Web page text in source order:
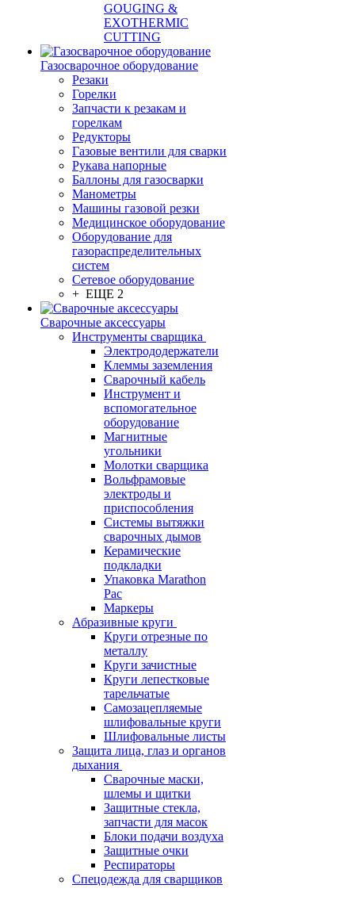
GOUGING &
EXOTHERMIC
CUTTING
Газосварочное оборудование
Резаки
Горелки
Запчасти к резакам и
горелкам
Редукторы
Газовые вентили для сварки
Рукава напорные
Баллоны для газосварки
Манометры
Машины газовой резки
Медицинское оборудование
Оборудование для
газораспределительных
систем
Сетевое оборудование
+ ЕЩЕ 2
Сварочные аксессуары
Инструменты сварщика
Электрододержатели
Клеммы заземления
Сварочный кабель
Инструмент и
вспомогательное
оборудование
Магнитные
угольники
Молотки сварщика
Вольфрамовые
электроды и
приспособления
Системы вытяжки
сварочных дымов
Керамические
подкладки
Упаковка Marathon
Pac
Маркеры
Абразивные круги
Круги отрезные по
металлу
Круги зачистные
Круги лепестковые
тарельчатые
Самозацепляемые
шлифовальные круги
Шлифовальные листы
Защита лица, глаз и органов
дыхания
Сварочные маски,
шлемы и щитки
Защитные стекла,
запчасти для масок
Блоки подачи воздуха
Защитные очки
Респираторы
Спецодежда для сварщиков